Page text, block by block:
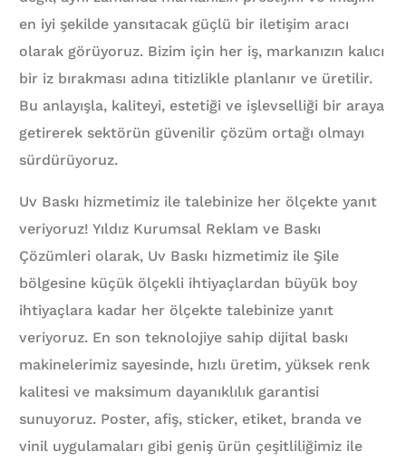
en iyi şekilde yansıtacak güçlü bir iletişim aracı
olarak görüyoruz. Bizim için her iş, markanızın kalıcı
bir iz bırakması adına titizlikle planlanır ve üretilir.
Bu anlayışla, kaliteyi, estetiği ve işlevselliği bir araya
getirerek sektörün güvenilir çözüm ortağı olmayı
sürdürüyoruz.
Uv Baskı hizmetimiz ile talebinize her ölçekte yanıt
veriyoruz! Yıldız Kurumsal Reklam ve Baskı
Çözümleri olarak, Uv Baskı hizmetimiz ile Şile
bölgesine küçük ölçekli ihtiyaçlardan büyük boy
ihtiyaçlara kadar her ölçekte talebinize yanıt
veriyoruz. En son teknolojiye sahip dijital baskı
makinelerimiz sayesinde, hızlı üretim, yüksek renk
kalitesi ve maksimum dayanıklılık garantisi
sunuyoruz. Poster, afiş, sticker, etiket, branda ve
vinil uygulamaları gibi geniş ürün çeşitliliğimiz ile